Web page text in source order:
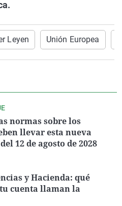
Leyen Unión Europea
normas sobre los
llevar esta nueva
12 de agosto de 2028
y Hacienda: qué
cuenta llaman la